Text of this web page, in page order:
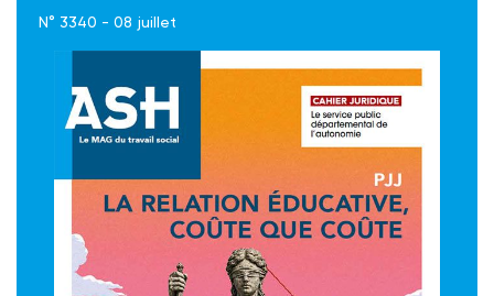
N° 3340 - 08 juillet